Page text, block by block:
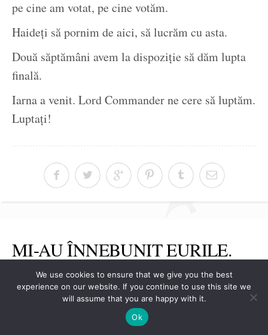
pe cine am votat, pe cine votăm.
Haideți să pornim de aici, să lucrăm cu asta.
Două săptămâni avem la dispoziție să dăm lupta
finală.
Iarna a venit. Lord Commander ne cere să luptăm.
Luptați!
MI-AU ÎNNEBUNIT EURILE.
Dunia 23 apr., 2025 0
Uncategorized
femeie-40-de-ani-acceptarea-varstei-eu-literatura
We use cookies to ensure that we give you the best
experience on our website. If you continue to use this site we
will assume that you are happy with it.
Ok